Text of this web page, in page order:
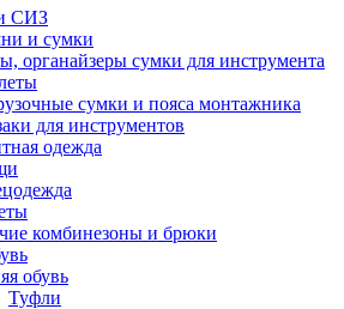
СИЗ
и сумки
органайзеры сумки для инструмента
сумки и пояса монтажника
для инструментов
одежда
комбинезоны и брюки
обувь
Туфли